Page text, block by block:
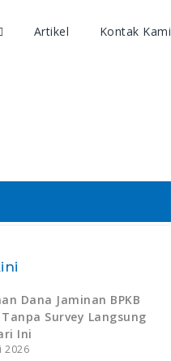
Artikel Kontak Kami
Dana Jaminan BPKB
Survey Langsung
Ini
2026